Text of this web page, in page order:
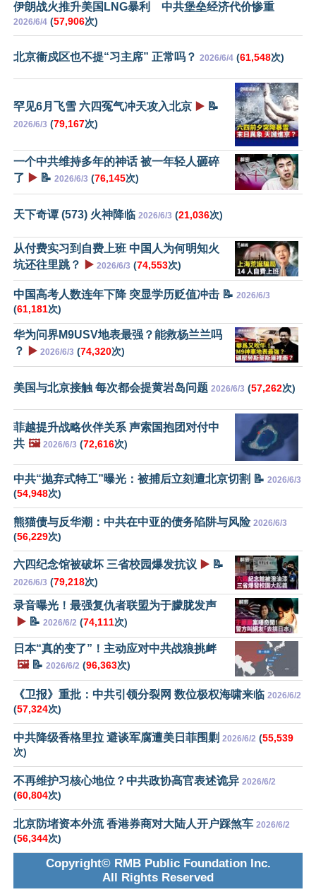
伊朗战火推升美国LNG暴利 中共堡垒经济代价惨重
2026/6/4 (57,906次)
北京衞戍区也不提“习主席” 正常吗？ 2026/6/4 (61,548次)
罕见6月飞雪 六四冤气冲天攻入北京 ▶️ 📝
2026/6/3 (79,167次)
一个中共维持多年的神话 被一年轻人砸碎
了 ▶️ 📝 2026/6/3 (76,145次)
天下奇谭 (573) 火神降临 2026/6/3 (21,036次)
从付费实习到自费上班 中国人为何明知火
坑还往里跳？
▶️ 2026/6/3 (74,553次)
中国高考人数连年下降 突显学历贬值冲击 📝 2026/6/3
(61,181次)
华为问界M9USV地表最强？能救杨兰兰吗
？
▶️ 2026/6/3 (74,320次)
美国与北京接触 每次都会提黄岩岛问题 2026/6/3 (57,262次)
菲越提升战略伙伴关系 声索国抱团对付中
共 🖼️ 2026/6/3 (72,616次)
中共“抛弃式特工”曝光：被捕后立刻遭北京切割 📝 2026/6/3
(54,948次)
熊猫债与反华潮：中共在中亚的债务陷阱与风险 2026/6/3
(56,229次)
六四纪念馆被破坏 三省校园爆发抗议 ▶️ 📝
2026/6/3 (79,218次)
录音曝光！最强复仇者联盟为于朦胧发声
▶️ 📝 2026/6/2 (74,111次)
日本“真的变了”！主动应对中共战狼挑衅
🖼️📝 2026/6/2 (96,363次)
《卫报》重批：中共引领分裂网 数位极权海啸来临 2026/6/2
(57,324次)
中共降级香格里拉 避谈军腐遭美日菲围剿 2026/6/2 (55,539
次)
不再维护习核心地位？中共政协高官表述诡异 2026/6/2
(60,804次)
北京防堵资本外流 香港券商对大陆人开户踩煞车 2026/6/2
(56,344次)
Copyright© RMB Public Foundation Inc.
All Rights Reserved